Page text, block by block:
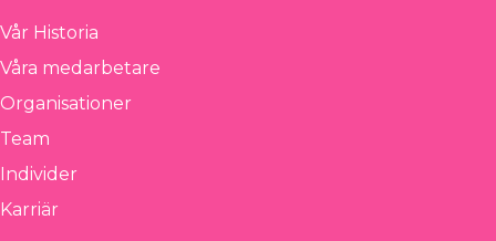
Vår Historia
Våra medarbetare
Organisationer
Team
Individer
Karriär